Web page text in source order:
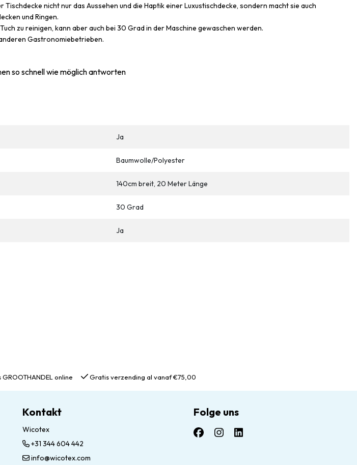
nicht nur das Aussehen und die Haptik einer Luxustischdecke, sondern macht sie auch
und Ringen.
zu reinigen, kann aber auch bei 30 Grad in der Maschine gewaschen werden.
Gastronomiebetrieben.
so schnell wie möglich antworten
Ja
Baumwolle/Polyester
140cm breit, 20 Meter Länge
30 Grad
Ja
online Gratis verzending al vanaf €75,00
Kontakt
Wicotex
+31 344 604 442
info@wicotex.com
Folge uns